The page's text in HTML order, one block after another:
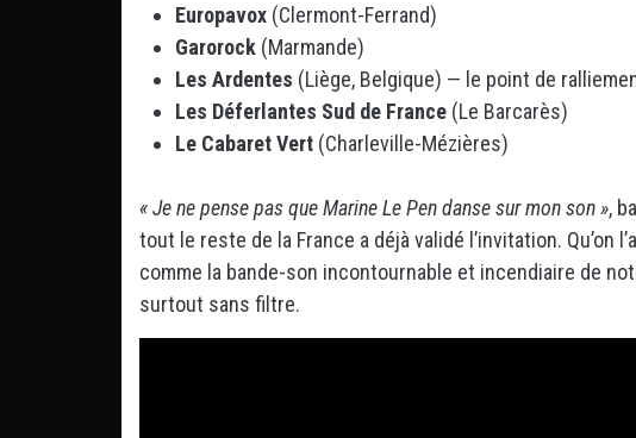
Europavox (Clermont-Ferrand)
Garorock (Marmande)
Les Ardentes (Liège, Belgique) — le point de
Les Déferlantes Sud de France (Le Barcarès)
Le Cabaret Vert (Charleville-Mézières)
« Je ne pense pas que Marine Le Pen danse sur mon son »,
tout le reste de la France a déjà validé l’invitation. Qu’on
comme la bande-son incontournable et incendiaire de
surtout sans filtre.